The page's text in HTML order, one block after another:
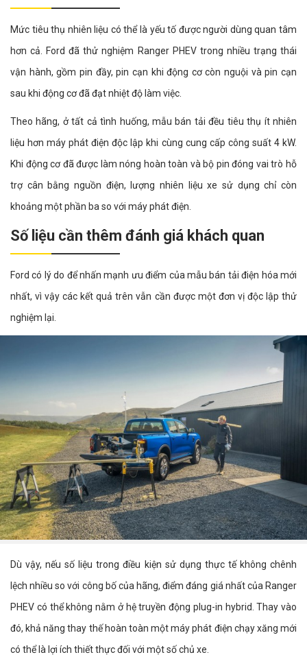
Mức tiêu thụ nhiên liệu có thể là yếu tố được người dùng quan tâm
hơn cả. Ford đã thử nghiệm Ranger PHEV trong nhiều trạng thái
vận hành, gồm pin đầy, pin cạn khi động cơ còn nguội và pin cạn
sau khi động cơ đã đạt nhiệt độ làm việc.
Theo hãng, ở tất cả tình huống, mẫu bán tải đều tiêu thụ ít nhiên
liệu hơn máy phát điện độc lập khi cùng cung cấp công suất 4 kW.
Khi động cơ đã được làm nóng hoàn toàn và bộ pin đóng vai trò hỗ
trợ cân bằng nguồn điện, lượng nhiên liệu xe sử dụng chỉ còn
khoảng một phần ba so với máy phát điện.
Số liệu cần thêm đánh giá khách quan
Ford có lý do để nhấn mạnh ưu điểm của mẫu bán tải điện hóa mới
nhất, vì vậy các kết quả trên vẫn cần được một đơn vị độc lập thử
nghiệm lại.
Dù vậy, nếu số liệu trong điều kiện sử dụng thực tế không chênh
lệch nhiều so với công bố của hãng, điểm đáng giá nhất của Ranger
PHEV có thể không nằm ở hệ truyền động plug-in hybrid. Thay vào
đó, khả năng thay thế hoàn toàn một máy phát điện chạy xăng mới
có thể là lợi ích thiết thực đối với một số chủ xe.